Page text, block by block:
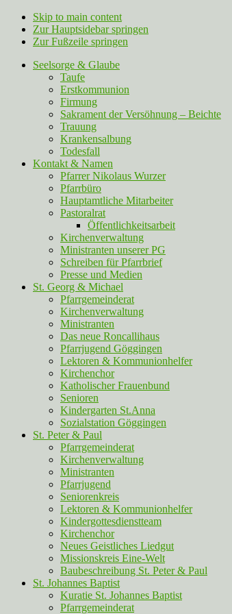
Skip to main content
Zur Hauptsidebar springen
Zur Fußzeile springen
Seelsorge & Glaube
Taufe
Erstkommunion
Firmung
Sakrament der Versöhnung – Beichte
Trauung
Krankensalbung
Todesfall
Kontakt & Namen
Pfarrer Nikolaus Wurzer
Pfarrbüro
Hauptamtliche Mitarbeiter
Pastoralrat
Öffentlichkeitsarbeit
Kirchenverwaltung
Ministranten unserer PG
Schreiben für Pfarrbrief
Presse und Medien
St. Georg & Michael
Pfarrgemeinderat
Kirchenverwaltung
Ministranten
Das neue Roncallihaus
Pfarrjugend Göggingen
Lektoren & Kommunionhelfer
Kirchenchor
Katholischer Frauenbund
Senioren
Kindergarten St.Anna
Sozialstation Göggingen
St. Peter & Paul
Pfarrgemeinderat
Kirchenverwaltung
Ministranten
Pfarrjugend
Seniorenkreis
Lektoren & Kommunionhelfer
Kindergottesdienstteam
Kirchenchor
Neues Geistliches Liedgut
Missionskreis Eine-Welt
Baubeschreibung St. Peter & Paul
St. Johannes Baptist
Kuratie St. Johannes Baptist
Pfarrgemeinderat